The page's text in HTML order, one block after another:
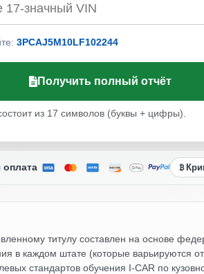
IAAI
3PCAJ5M10LF102244
Получить полный отчёт
из 17 символов (буквы + цифры).
оплата
титулу составлен на основе
в каждом штате (которые варьируются
стандартов обучения I-CAR по